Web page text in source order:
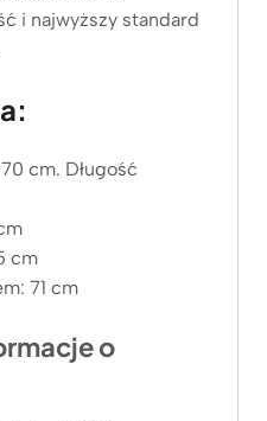
i najwyższy standard
cm. Długość
cm
71 cm
o